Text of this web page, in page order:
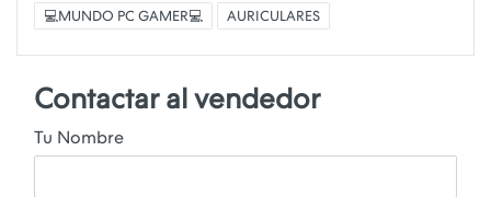
💻MUNDO PC GAMER💻 AURICULARES
Contactar al vendedor
Tu Nombre